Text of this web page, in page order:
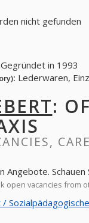
nicht gefunden
Gegründet in 1993
: Lederwaren,
:
Angebote.
open vacancies from
Sozialpädagogische